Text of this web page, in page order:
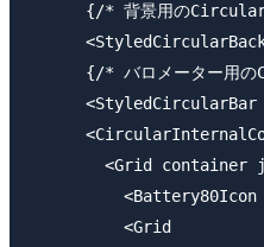
{/* 背景用の
{/* バロメーター用
<Grid container
          <Grid